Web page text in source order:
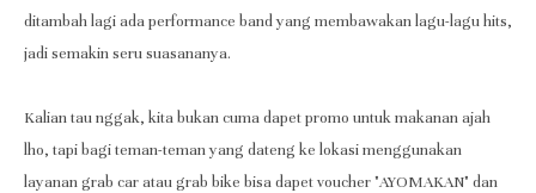
ditambah lagi ada performance band yang membawakan lagu-lagu hits,
jadi semakin seru suasananya.
Kalian tau nggak, kita bukan cuma dapet promo untuk makanan ajah
lho, tapi bagi teman-teman yang dateng ke lokasi menggunakan
layanan grab car atau grab bike bisa dapet voucher "AYOMAKAN" dan